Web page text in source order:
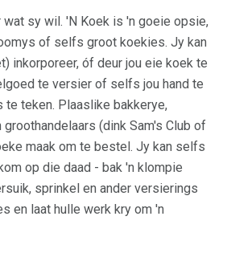
wat sy wil. 'N Koek is 'n goeie opsie,
of selfs groot koekies. Jy kan
inkorporeer, óf deur jou eie koek te
te versier of selfs jou hand te
teken. Plaaslike bakkerye,
(dink Sam's Club of
maak om te bestel. Jy kan selfs
op die daad - bak 'n klompie
sprinkel en ander versierings
en laat hulle werk kry om 'n